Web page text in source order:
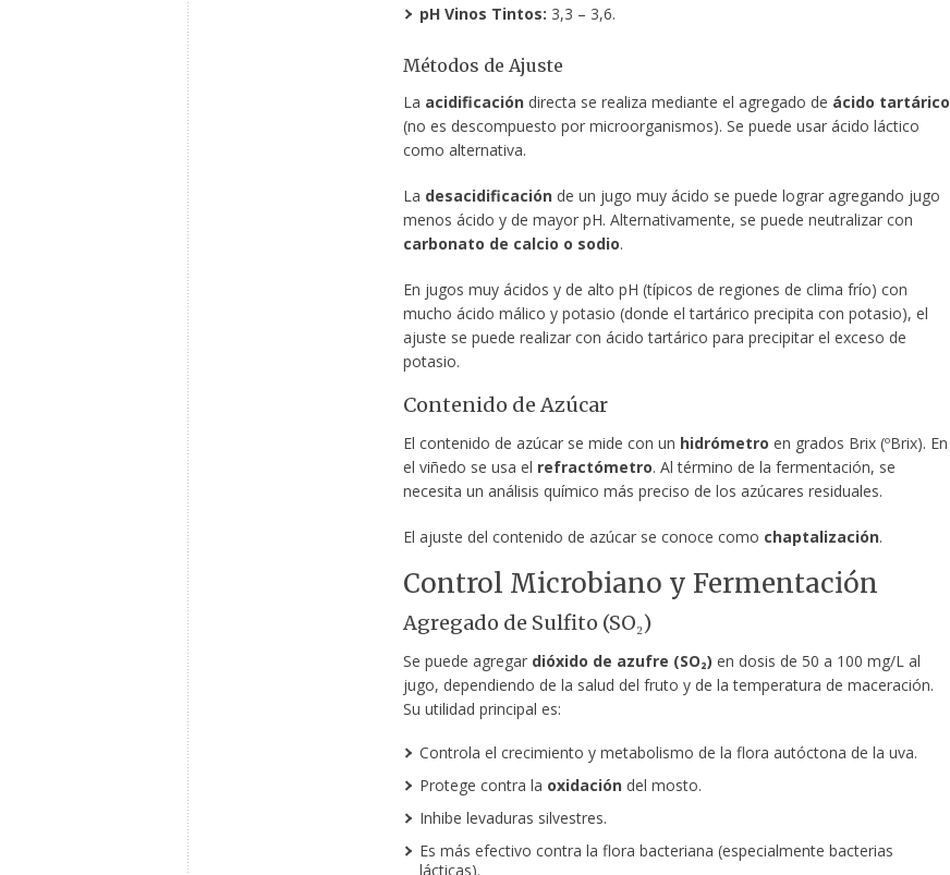
pH Vinos Tintos: 3,3 – 3,6.
Métodos de Ajuste
La acidificacióndirecta se realiza mediante el agregado de ácido tartárico
(no es descompuesto por microorganismos). Se puede usar ácido láctico
como alternativa.
La desacidificaciónde un jugo muy ácido se puede lograr agregando jugo
menos ácido y de mayor pH. Alternativamente, se puede neutralizar con
carbonato de calcio o sodio.
En jugos muy ácidos y de alto pH (típicos de regiones de clima frío) con
mucho ácido málico y potasio (donde el tartárico precipita con potasio), el
ajuste se puede realizar con ácido tartárico para precipitar el exceso de
potasio.
Contenido de Azúcar
El contenido de azúcar se mide con un hidrómetro en grados Brix (ºBrix). En
el viñedo se usa el refractómetro. Al término de la fermentación, se
necesita un análisis químico más preciso de los azúcares residuales.
El ajuste del contenido de azúcar se conoce como chaptalización.
Control Microbiano y Fermentación
Agregado de Sulfito (SO₂)
Se puede agregar dióxido de azufre (SO₂) en dosis de 50 a 100 mg/L al
jugo, dependiendo de la salud del fruto y de la temperatura de maceración.
Su utilidad principal es:
Controla el crecimiento y metabolismo de la flora autóctona de la uva.
Protege contra la oxidacióndel mosto.
Inhibe levaduras silvestres.
Es más efectivo contra la flora bacteriana (especialmente bacterias
lácticas).